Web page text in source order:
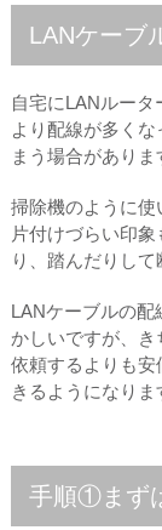
LANケーブ
自宅にLANルー
より配線が多く
まう場合がありま
掃除機のように使
片付けづらい印
り、踏んだりして
LANケーブルの
かしいですが、
依頼するよりも
きるようになりま
手順①まず